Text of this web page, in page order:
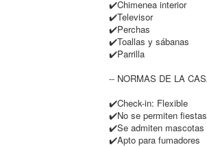
✔️Chimenea interior
✔️Televisor
✔️Perchas
✔️Toallas y sábanas
✔️Parrilla
-- NORMAS DE LA
✔️Check-in: Flexible
✔️No se permiten
✔️Se admiten mascotas
✔️Apto para fumadores